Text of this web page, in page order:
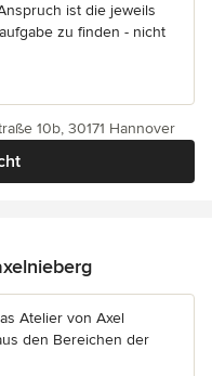
ist die jeweils
zu finden - nicht
10b, 30171 Hannover
Atelier von Axel
den Bereichen der